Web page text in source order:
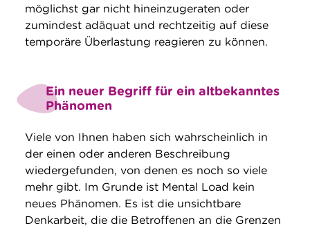
möglichst gar nicht hineinzugeraten oder
zumindest adäquat und rechtzeitig auf diese
temporäre Überlastung reagieren zu können.
Ein neuer Begriff für ein altbekanntes
Phänomen
Viele von Ihnen haben sich wahrscheinlich in
der einen oder anderen Beschreibung
wiedergefunden, von denen es noch so viele
mehr gibt. Im Grunde ist Mental Load kein
neues Phänomen. Es ist die unsichtbare
Denkarbeit, die die Betroffenen an die Grenzen